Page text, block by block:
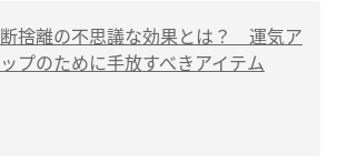
断捨離の不思議な効果とは？ 運気ア
ップのために手放すべきアイテム